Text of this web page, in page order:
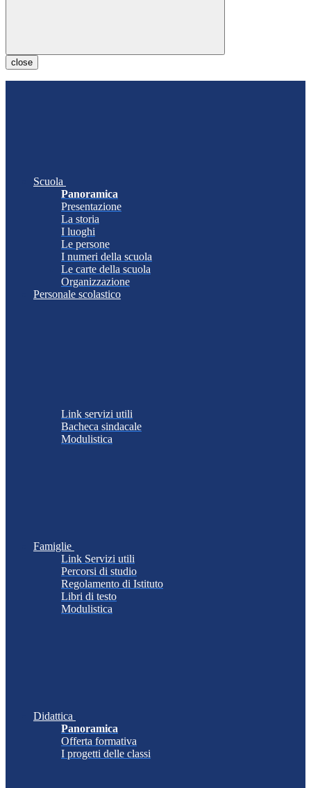
close
Scuola
Panoramica
Presentazione
La storia
I luoghi
Le persone
I numeri della scuola
Le carte della scuola
Organizzazione
Personale scolastico
Link servizi utili
Bacheca sindacale
Modulistica
Famiglie
Link Servizi utili
Percorsi di studio
Regolamento di Istituto
Libri di testo
Modulistica
Didattica
Panoramica
Offerta formativa
I progetti delle classi